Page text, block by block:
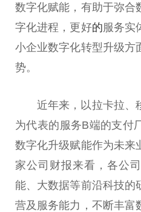
数字化赋能，有助于弥合
字化进程，更好的服务实
小企业数字化转型升级方
势。
近年来，以拉卡拉、
为代表的服务B端的支付
数字化升级赋能作为未来
家公司财报来看，各公
能、大数据等前沿科技的
营及服务能力，不断丰富